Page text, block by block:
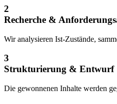
2
Recherche &
Wir analysieren Ist-Zustände,
3
Strukturierung & Entwurf
Die gewonnenen Inhalte werden